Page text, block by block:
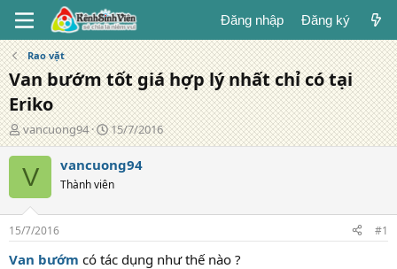
Đăng nhập Đăng ký
Rao vặt
Van bướm tốt giá hợp lý nhất chỉ có tại
Eriko
T
á
c
g
ả
vancuong94
N
g
à
đ
g
15/7/2016
V vancuong94
Thành viên
15/7/2016 #1
Van bướm có tác dụng như thế nào ?